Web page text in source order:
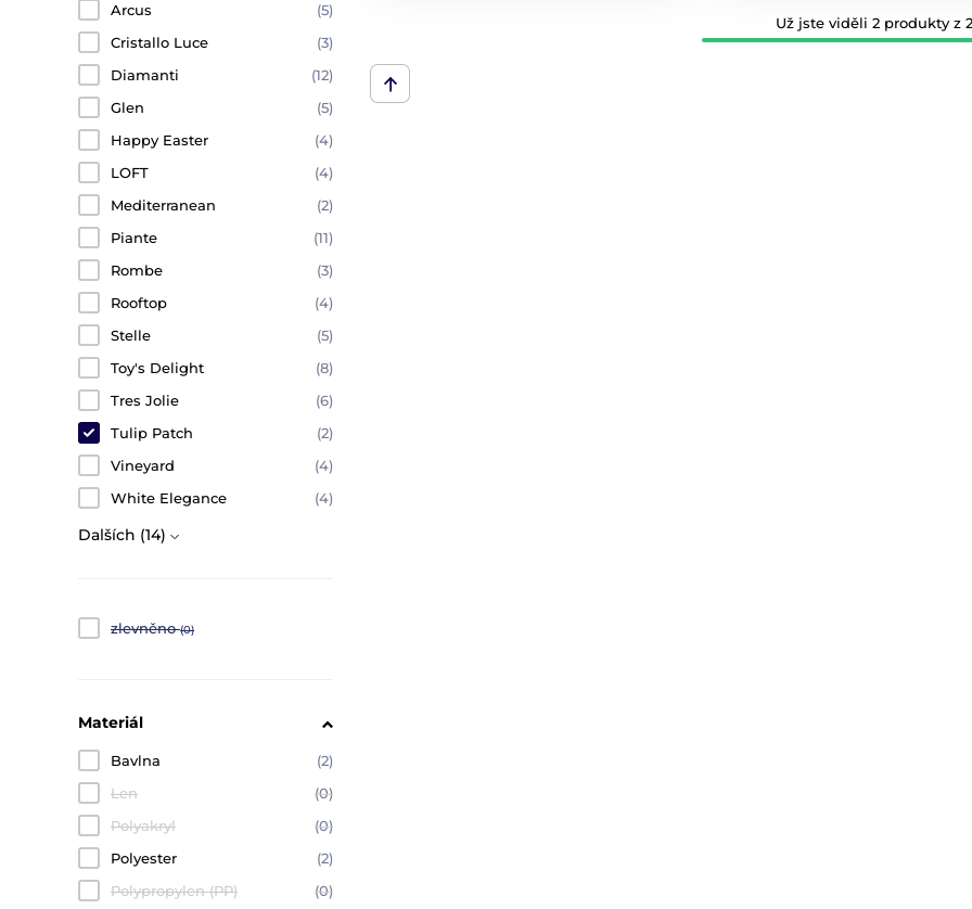
Arcus
(5)
Cristallo Luce
(3)
Diamanti
(12)
Glen
(5)
Happy Easter
(4)
LOFT
(4)
Mediterranean
(2)
Piante
(11)
Rombe
(3)
Rooftop
(4)
Stelle
(5)
Toy's Delight
(8)
Tres Jolie
(6)
Tulip Patch
(2)
Vineyard
(4)
White Elegance
(4)
Dalších (14)
zlevněno (0)
Materiál
Bavlna
(2)
Len
(0)
Polyakryl
(0)
Polyester
(2)
Polypropylen (PP)
(0)
Už jste viděli 2 produkty z